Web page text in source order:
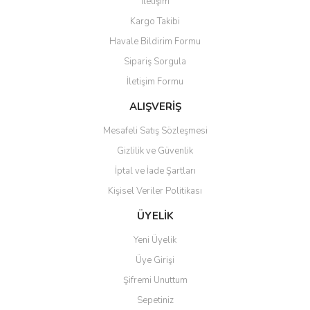
Ürün resmi kalitesiz, bozuk veya görüntülenemiyor.
Ürün açıklamasında eksik bilgiler bulunuyor.
Ürün bilgilerinde hatalar bulunuyor.
Ürün fiyatı diğer sitelerden daha pahalı.
Bu ürüne benzer farklı alternatifler olmalı.
Gönder
Kargo Takibi
Havale Bildirim Formu
Sipariş Sorgula
İletişim Formu
ALIŞVERİŞ
Mesafeli Satış Sözleşmesi
Gizlilik ve Güvenlik
İptal ve İade Şartları
Kişisel Veriler Politikası
ÜYELİK
Yeni Üyelik
Üye Girişi
Şifremi Unuttum
Sepetiniz